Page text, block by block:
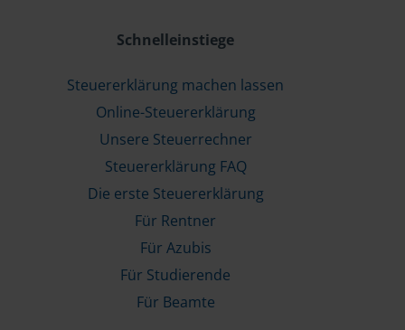
Schnelleinstiege
Steuererklärung machen lassen
Online-Steuererklärung
Unsere Steuerrechner
Steuererklärung FAQ
Die erste Steuererklärung
Für Rentner
Für Azubis
Für Studierende
Für Beamte